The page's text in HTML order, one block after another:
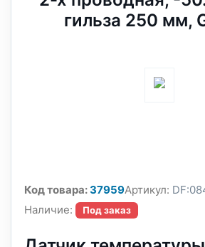
гильза 250 мм,
Код товара:37959Артикул:
Наличие:
Под заказ